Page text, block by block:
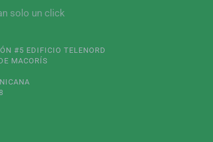
solo un click
#5 EDIFICIO TELENORD
MACORÍS